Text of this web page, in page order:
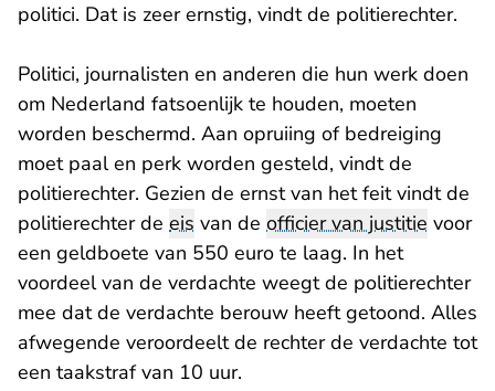
politici. Dat is zeer ernstig, vindt de politierechter.
Politici, journalisten en anderen die hun werk doen
om Nederland fatsoenlijk te houden, moeten
worden beschermd. Aan opruiing of bedreiging
moet paal en perk worden gesteld, vindt de
politierechter. Gezien de ernst van het feit vindt de
politierechter de eis van de officier van justitie voor
een geldboete van 550 euro te laag. In het
voordeel van de verdachte weegt de politierechter
mee dat de verdachte berouw heeft getoond. Alles
afwegende veroordeelt de rechter de verdachte tot
een taakstraf van 10 uur.